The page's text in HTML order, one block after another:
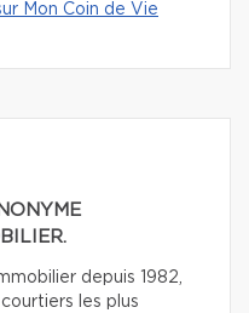
Mon Coin de Vie
depuis 1982,
les plus